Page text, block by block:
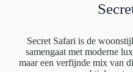
Secret Safari is de
samengaat met moderne
maar een verfijnde mix van